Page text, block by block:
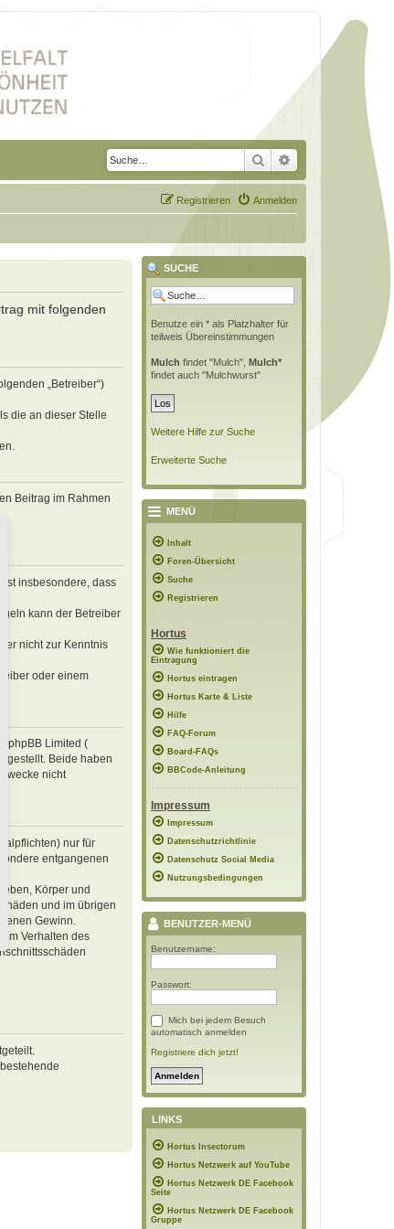
Suche Erweiterte Suche
Anmelden
Registrieren
mit folgenden
„Betreiber“)
die an dieser Stelle
Beitrag im Rahmen
insbesondere, dass
kann der Betreiber
er nicht zur Kenntnis
oder einem
phpBB Limited (
gestellt. Beide haben
nicht
nur für
entgangenen
Körper und
und im übrigen
Gewinn.
Verhalten des
SUCHE
Benutze ein * als Platzhalter für
teilweis Übereinstimmungen
Mulch findet "Mulch", Mulch*
findet auch "Mulchwurst"
Weitere Hilfe zur Suche
Erweiterte Suche
MENÜ
Inhalt
Foren-Übersicht
Suche
Registrieren
Hortus
Wie funktioniert die
Eintragung
Hortus eintragen
Hortus Karte & Liste
Hilfe
FAQ-Forum
Board-FAQs
BBCode-Anleitung
Impressum
Impressum
Datenschutzrichtlinie
Datenschutz Social Media
Nutzungsbedingungen
BENUTZER-MENÜ
Benutzername:
Passwort:
Mich bei jedem Besuch
automatisch anmelden
Registriere dich jetzt!
LINKS
Hortus Insectorum
Hortus Netzwerk auf YouTube
Hortus Netzwerk DE Facebook
Seite
Hortus Netzwerk DE Facebook
Gruppe